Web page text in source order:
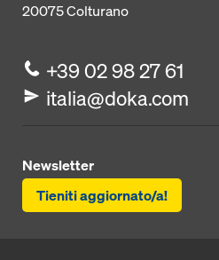
20075Colturano
+39 02 98 27 61
italia@doka.com
Newsletter
Tieniti aggiornato/a!